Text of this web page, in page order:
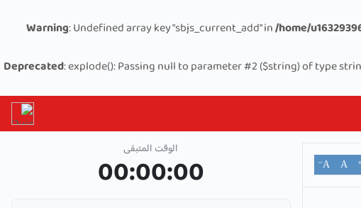
Warning: Undefined array key "sbjs_current_add" in/home/
Deprecated: explode(): Passing null to parameter #2 ($string) of type
A
A⁻
الوقت المتبقى
00:00:00